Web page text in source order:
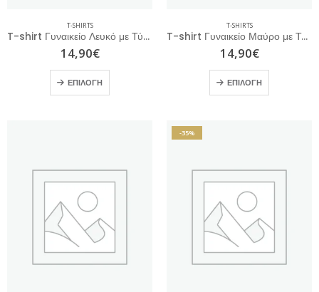
T-SHIRTS
T-shirt Γυναικείο Λευκό με Τύπωμα
14,90€
ΕΠΙΛΟΓΉ
T-SHIRTS
T-shirt Γυναικείο Μαύρο με Τύπωμα
14,90€
ΕΠΙΛΟΓΉ
-35%